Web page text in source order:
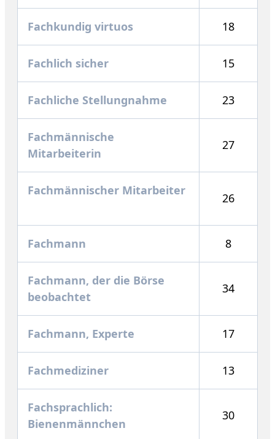
Fachkundig virtuos 18
Fachlich sicher 15
Fachliche Stellungnahme 23
Fachmännische
Mitarbeiterin
27
Fachmännischer Mitarbeiter
26
Fachmann 8
Fachmann, der die Börse
beobachtet
34
Fachmann, Experte 17
Fachmediziner 13
Fachsprachlich:
Bienenmännchen
30